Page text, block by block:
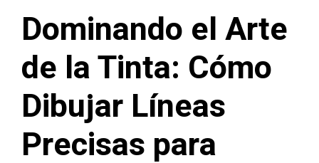
Dominando el Arte
de la Tinta: Cómo
Dibujar Líneas
Precisas para